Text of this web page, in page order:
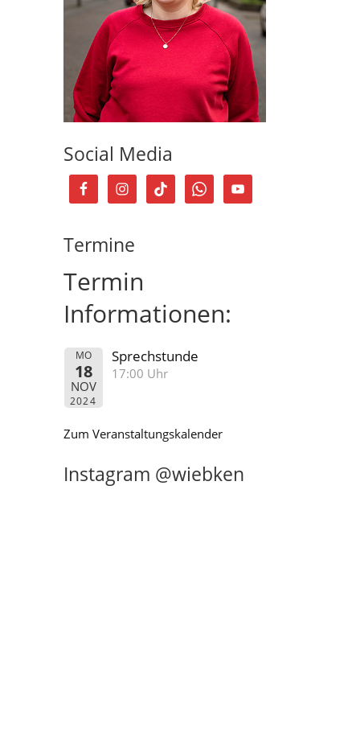
Social Media
Termine
Termin
Informationen:
MO
18
NOV
2024
Sprechstunde
17:00 Uhr
Zum Veranstaltungskalender
Instagram @wiebken